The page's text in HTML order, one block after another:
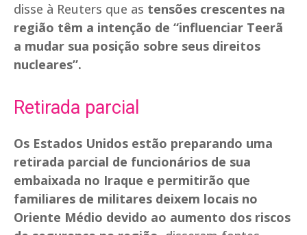
disse à Reuters que as tensões crescentes na
região têm a intenção de “influenciar Teerã
a mudar sua posição sobre seus direitos
nucleares”.
Retirada parcial
Os Estados Unidos estão preparando uma
retirada parcial de funcionários de sua
embaixada no Iraque e permitirão que
familiares de militares deixem locais no
Oriente Médio devido ao aumento dos riscos